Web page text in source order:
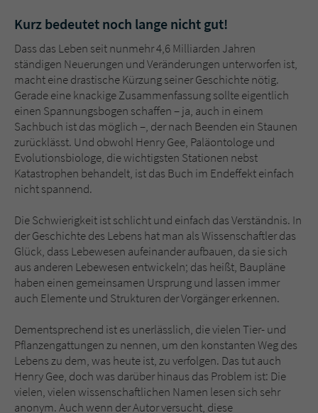
Kurz bedeutet noch lange nicht gut!
Dass das Leben seit nunmehr 4,6 Milliarden Jahren
ständigen Neuerungen und Veränderungen unterworfen ist,
macht eine drastische Kürzung seiner Geschichte nötig.
Gerade eine knackige Zusammenfassung sollte eigentlich
einen Spannungsbogen schaffen – ja, auch in einem
Sachbuch ist das möglich –, der nach Beenden ein Staunen
zurücklässt. Und obwohl Henry Gee, Paläontologe und
Evolutionsbiologe, die wichtigsten Stationen nebst
Katastrophen behandelt, ist das Buch im Endeffekt einfach
nicht spannend.
Die Schwierigkeit ist schlicht und einfach das Verständnis. In
der Geschichte des Lebens hat man als Wissenschaftler das
Glück, dass Lebewesen aufeinander aufbauen, da sie sich
aus anderen Lebewesen entwickeln; das heißt, Baupläne
haben einen gemeinsamen Ursprung und lassen immer
auch Elemente und Strukturen der Vorgänger erkennen.
Dementsprechend ist es unerlässlich, die vielen Tier- und
Pflanzengattungen zu nennen, um den konstanten Weg des
Lebens zu dem, was heute ist, zu verfolgen. Das tut auch
Henry Gee, doch was darüber hinaus das Problem ist: Die
vielen, vielen wissenschaftlichen Namen lesen sich sehr
anonym. Auch wenn der Autor versucht, diese